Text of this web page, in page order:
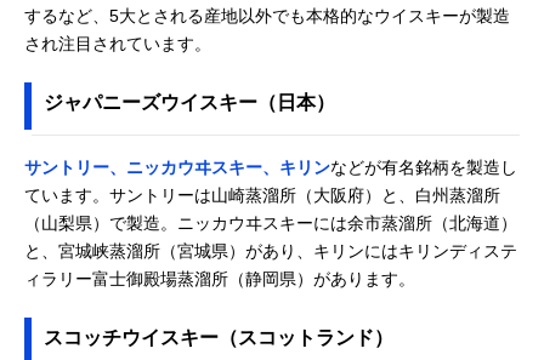
するなど、5大とされる産地以外でも本格的なウイスキーが製造
され注目されています。
ジャパニーズウイスキー（日本）
サントリー、ニッカウヰスキー、キリンなどが有名銘柄を製造し
ています。サントリーは山崎蒸溜所（大阪府）と、白州蒸溜所
（山梨県）で製造。ニッカウヰスキーには余市蒸溜所（北海道）
と、宮城峡蒸溜所（宮城県）があり、キリンにはキリンディステ
ィラリー富士御殿場蒸溜所（静岡県）があります。
スコッチウイスキー（スコットランド）